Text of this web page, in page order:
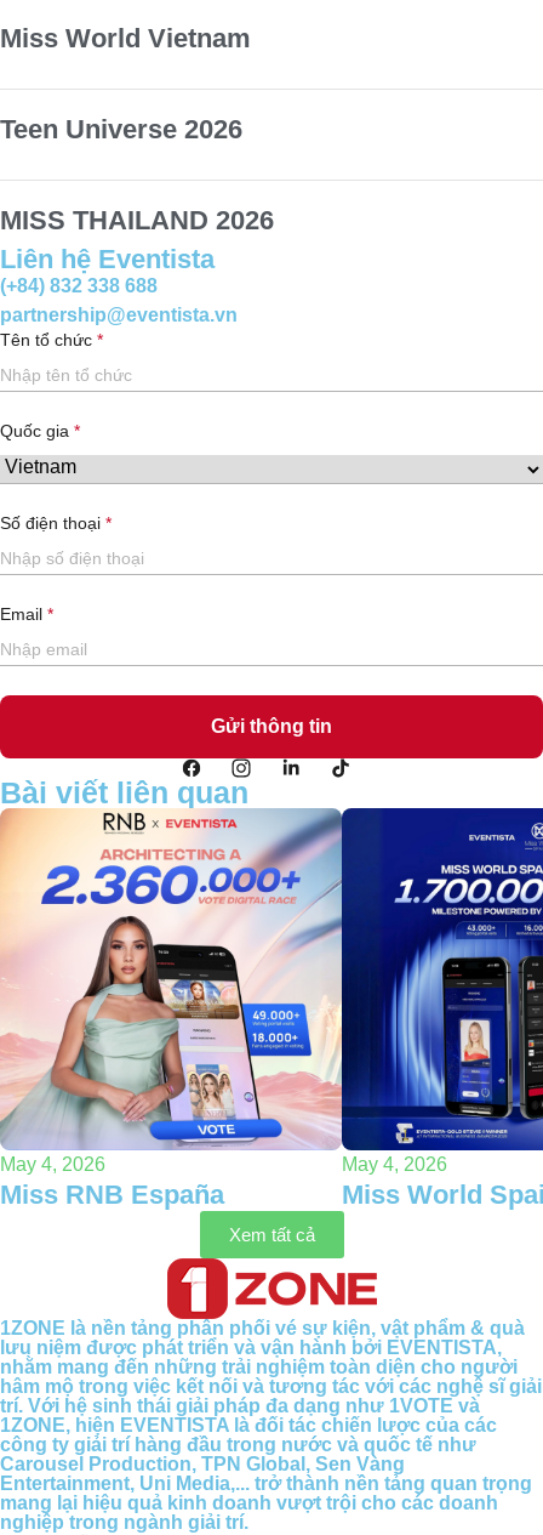
Miss World Vietnam
Teen Universe 2026
MISS THAILAND 2026
Liên hệ Eventista
(+84) 832 338 688
partnership@eventista.vn
Tên tổ chức
Quốc gia
Số điện thoại
Email
Bài viết liên quan
May 4, 2026
Miss RNB España
May 4, 2026
Miss World
Xem tất cả
1ZONE là nền tảng phân phối vé sự kiện, vật phẩm & quà
lưu niệm được phát triển và vận hành bởi EVENTISTA,
nhằm mang đến những trải nghiệm toàn diện cho người
hâm mộ trong việc kết nối và tương tác với các nghệ sĩ giải
trí. Với hệ sinh thái giải pháp đa dạng như 1VOTE và
1ZONE, hiện EVENTISTA là đối tác chiến lược của các
công ty giải trí hàng đầu trong nước và quốc tế như
Carousel Production, TPN Global, Sen Vàng
Entertainment, Uni Media,... trở thành nền tảng quan trọng
mang lại hiệu quả kinh doanh vượt trội cho các doanh
nghiệp trong ngành giải trí.